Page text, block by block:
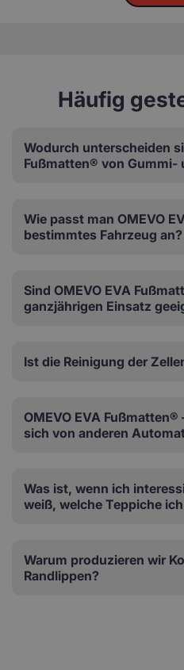
Häufig
Wodurch unterscheiden
Fußmatten® von Gummi-
Wie passt man OMEVO
bestimmtes Fahrzeug an?
Sind OMEVO EVA
ganzjährigen Einsatz
Ist die Reinigung der
OMEVO EVA
sich von anderen
Was ist, wenn ich
weiß, welche Teppiche
Warum produzieren wir
Randlippen?